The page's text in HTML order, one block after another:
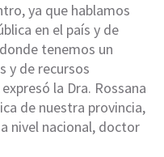
ya que hablamos
en el país y de
tenemos un
y de recursos
la Dra. Rossana
de nuestra provincia,
nivel nacional, doctor